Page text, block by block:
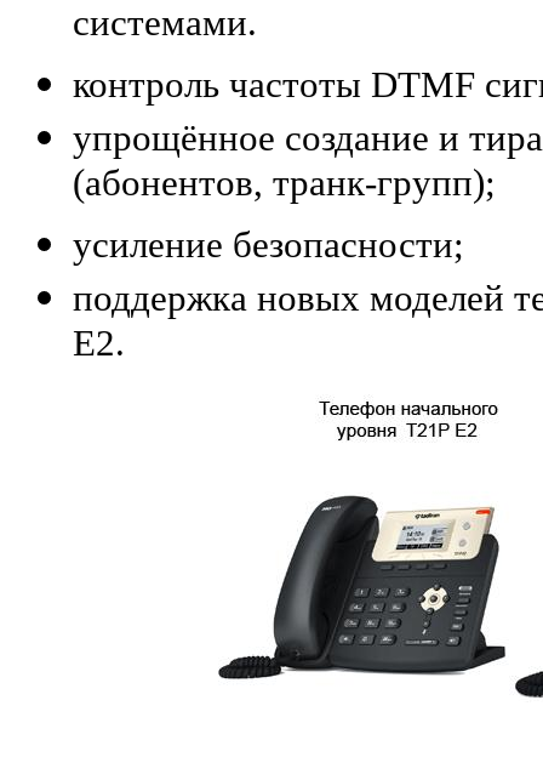
системами.
контроль частоты DTMF
упрощённое создание и
(абонентов, транк-групп);
усиление безопасности;
поддержка новых моделей
E2.